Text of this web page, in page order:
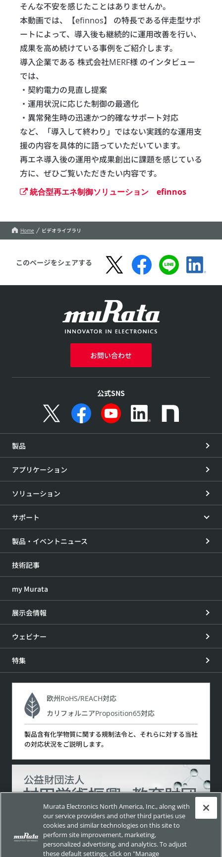
そんな不安を感じたことはありませんか。
本動画では、【efinnos】 の特長である伴走型サポ
ートによって、導入後も継続的に運用改善を行い、
成果を高め続けている事例をご紹介します。
導入企業である 株式会社MERF様 のインタビュー
では、
・契約電力の見直し提案
・運用状況に応じた制御の最適化
・異常発生時の迅速かつ的確なサポート対応
など、「導入して終わり」ではない実践的な運用支
援の内容を具体的に語っていただいています。
再エネ導入後の運用や成果創出に課題を感じている
方に、ぜひご覧いただきたい内容です。
統合型再エネ制御ソリューション efinnos
Home ビデオライブラリ
このページをシェアする
お問い合わせ
公式SNS
製品
アプリケーション
ソリューション
サポート
製品・イベントニュース
技術記事
my Murata
展示会情報
ウェビナー
特集
欧州RoHS/REACH対応
カリフォルニアProposition65対応
製品含有化学物質に関する規制法令と、それらに対する当社
の対応状況をご説明します。
サイトポリシー
ソーシャルメディアポリシー
Murata Electronics North America, Inc., along with
our service providers and other third parties use
cookies and similar technologies on this site to
perform site improvement, marketing,
personalized advertising, and analytics. To adjust
these default settings, click on "Manage